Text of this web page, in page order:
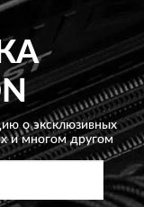
о эксклюзивных
и многом другом